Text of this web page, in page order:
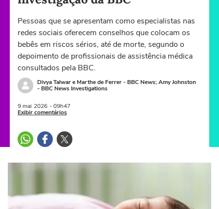
Pessoas que se apresentam como especialistas nas
redes sociais oferecem conselhos que colocam os
bebês em riscos sérios, até de morte, segundo o
depoimento de profissionais de assistência médica
consultados pela BBC.
Divya Talwar e Marthe de Ferrer - BBC News; Amy Johnston
- BBC News Investigations
9 mai 2026 - 09h47
Exibir comentários